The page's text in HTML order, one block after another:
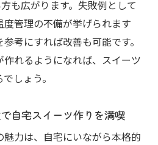
も広がります。失敗例として
管理の不備が挙げられます
考にすれば改善も可能です。
れるようになれば、スイーツ
しょう。
自宅スイーツ作りを満喫
力は、自宅にいながら本格的